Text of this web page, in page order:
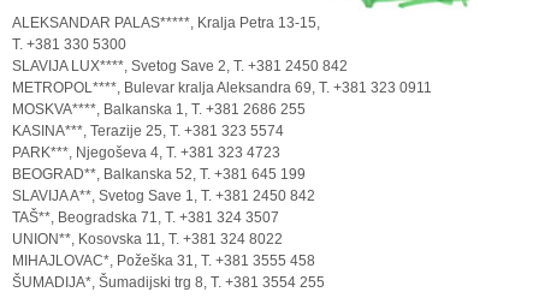
ALEKSANDAR PALAS*****, Kralja Petra 13-15,
T. +381 330 5300
SLAVIJA LUX****, Svetog Save 2, T. +381 2450 842
METROPOL****, Bulevar kralja Aleksandra 69, T. +381 323 0911
MOSKVA****, Balkanska 1, T. +381 2686 255
KASINA***, Terazije 25, T. +381 323 5574
PARK***, Njegoševa 4, T. +381 323 4723
BEOGRAD**, Balkanska 52, T. +381 645 199
SLAVIJA A**, Svetog Save 1, T. +381 2450 842
TAŠ**, Beogradska 71, T. +381 324 3507
UNION**, Kosovska 11, T. +381 324 8022
MIHAJLOVAC*, Požeška 31, T. +381 3555 458
ŠUMADIJA*, Šumadijski trg 8, T. +381 3554 255